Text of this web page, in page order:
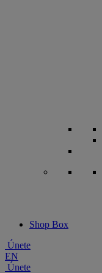
Shop Box
Únete
EN
Únete